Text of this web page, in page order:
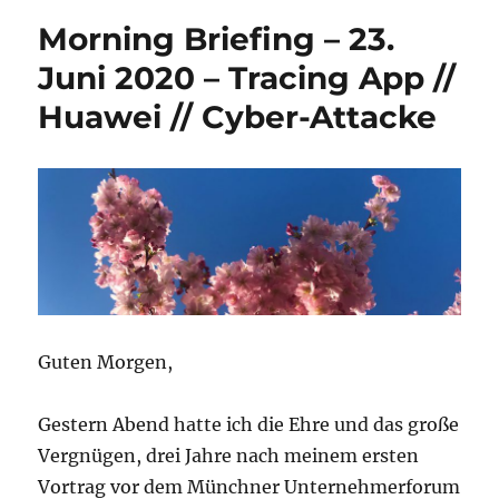
Morning Briefing – 23.
Juni 2020 – Tracing App //
Huawei // Cyber-Attacke
Guten Morgen,
Gestern Abend hatte ich die Ehre und das große
Vergnügen, drei Jahre nach meinem ersten
Vortrag vor dem Münchner Unternehmerforum